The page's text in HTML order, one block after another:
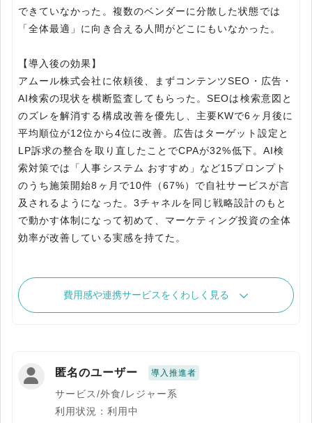
できていなかった。複数のベンダーに分散した状態では
「全体最適」に向き合える人間がどこにもいなかった。
【導入後の効果】
アムール株式会社に依頼後、まずコンテンツSEO・広告・
AI検索の現状を横断監査してもらった。SEOは検索意図と
のズレを解消する構成改善を優先し、主要KWで6ヶ月後に
平均順位が12位から4位に改善。広告はターゲット設定と
LP訴求の整合を取り直したことでCPAが32%低下。AI検
索対策では「人事システム おすすめ」など15プロンプト
のうち施策開始8ヶ月で10件（67%）で自社サービスが言
及されるようになった。3チャネルを同じ戦略設計のもと
で動かす体制になって初めて、マーケティング投資の全体
効率が改善している実感を持てた。
費用感や連携サービスをくわしく見る
匿名のユーザー 導入推進者
サービス/外食/レジャー系
利用状況：利用中